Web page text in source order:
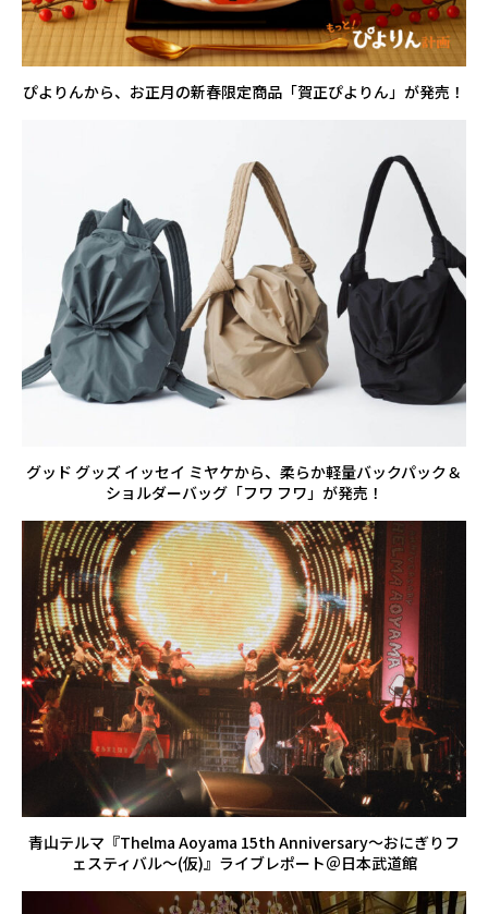
ぴよりんから、お正月の新春限定商品「賀正ぴよりん」が発売！
グッド グッズ イッセイ ミヤケから、柔らか軽量バックパック＆
ショルダーバッグ「フワ フワ」が発売！
青山テルマ『Thelma Aoyama 15th Anniversary〜おにぎりフ
ェスティバル〜(仮)』ライブレポート＠日本武道館